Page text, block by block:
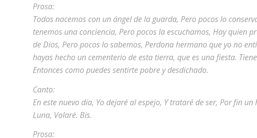
Prosa:
Todos nacemos con un ángel de la guarda, Pero pocos lo
tenemos una conciencia, Pero pocos la escuchamos, Hay quien
de Dios, Pero pocos lo sabemos, Perdona hermano que yo no
hayas hecho un cementerio de esta tierra, que es una fiesta.
Entonces como puedes sentirte pobre y desdichado.
Canto:
En este nuevo día, Yo dejaré al espejo, Y trataré de ser, Por fin
Luna, Volaré. Bis.
Prosa: